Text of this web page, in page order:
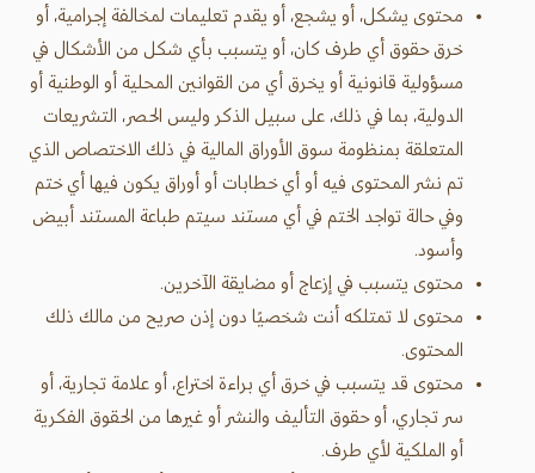
محتوى يشكل، أو يشجع، أو يقدم تعليمات لمخالفة إجرامية، أو
خرق حقوق أي طرف كان، أو يتسبب بأي شكل من الأشكال في
مسؤولية قانونية أو يخرق أي من القوانين المحلية أو الوطنية أو
الدولية، بما في ذلك، على سبيل الذكر وليس الحصر، التشريعات
المتعلقة بمنظومة سوق الأوراق المالية في ذلك الاختصاص الذي
تم نشر المحتوى فيه أو أي خطابات أو أوراق يكون فيها أي ختم
وفي حالة تواجد الختم في أي مستند سيتم طباعة المستند أبيض
وأسود.
محتوى يتسبب في إزعاج أو مضايقة الآخرين.
محتوى لا تمتلكه أنت شخصيًا دون إذن صريح من مالك ذلك
المحتوى.
محتوى قد يتسبب في خرق أي براءة اختراع، أو علامة تجارية، أو
سر تجاري، أو حقوق التأليف والنشر أو غيرها من الحقوق الفكرية
أو الملكية لأي طرف.